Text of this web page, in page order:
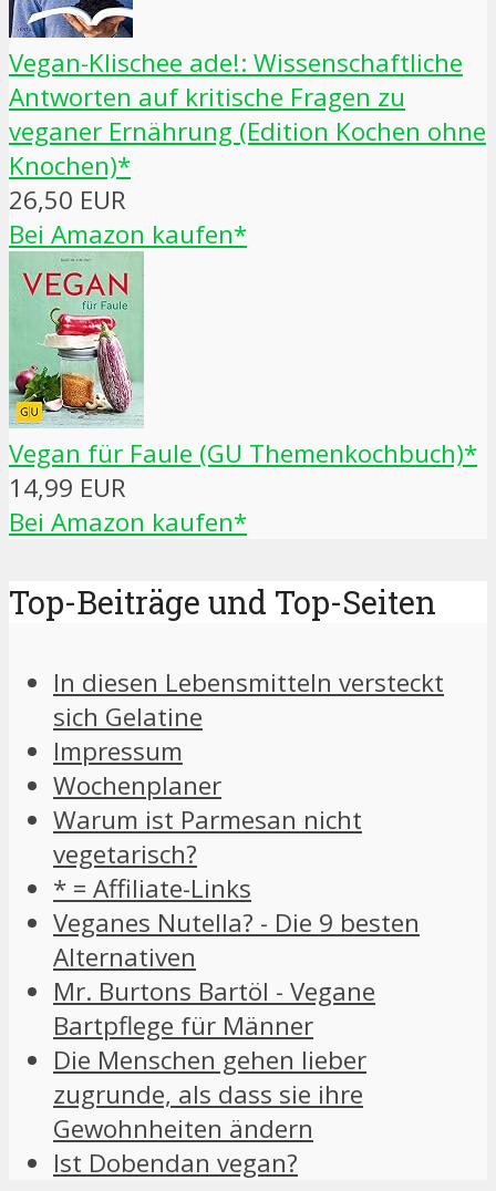
Vegan-Klischee ade!: Wissenschaftliche
Antworten auf kritische Fragen zu
veganer Ernährung (Edition Kochen ohne
Knochen)*
26,50 EUR
Bei Amazon kaufen*
Vegan für Faule (GU Themenkochbuch)*
14,99 EUR
Bei Amazon kaufen*
Top-Beiträge und Top-Seiten
In diesen Lebensmitteln versteckt
sich Gelatine
Impressum
Wochenplaner
Warum ist Parmesan nicht
vegetarisch?
* = Affiliate-Links
Veganes Nutella? - Die 9 besten
Alternativen
Mr. Burtons Bartöl - Vegane
Bartpflege für Männer
Die Menschen gehen lieber
zugrunde, als dass sie ihre
Gewohnheiten ändern
Ist Dobendan vegan?